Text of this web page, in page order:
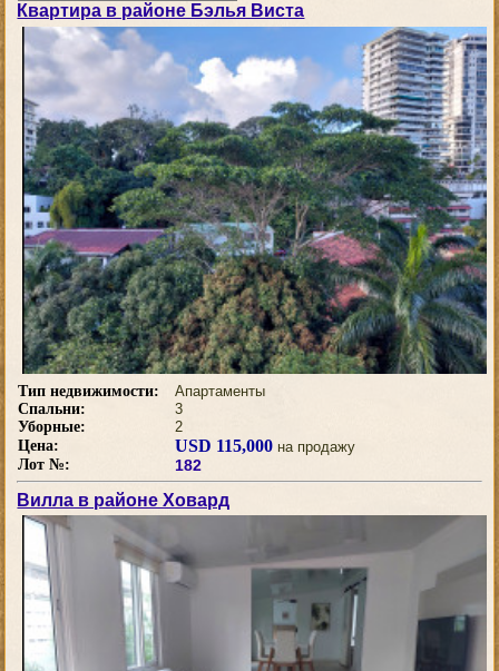
Квартира в районе Бэлья Виста
Тип недвижимости:
Апартаменты
Спальни:
3
Уборные:
2
Цена:
USD 115,000 на продажу
Лот №:
182
Вилла в районе Ховард